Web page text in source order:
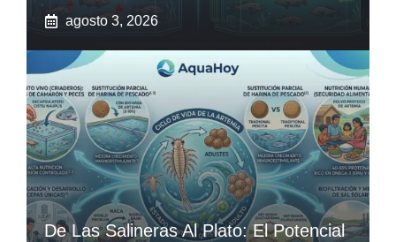
agosto 3, 2026
De Las Salineras Al Plato: El Potencial